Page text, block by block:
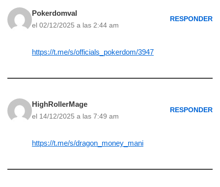
Pokerdomval
el 02/12/2025 a las 2:44 am
RESPONDER
https://t.me/s/officials_pokerdom/3947
HighRollerMage
el 14/12/2025 a las 7:49 am
RESPONDER
https://t.me/s/dragon_money_mani